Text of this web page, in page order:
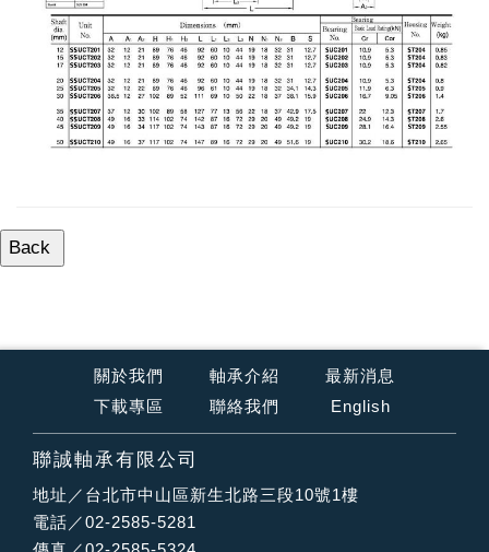
關於我們 軸承介紹
最新消息
下載專區
聯絡我們 English
聯誠軸承有限公司
地址／台北市中山區新生北路三段10號1樓
電話／02-2585-5281